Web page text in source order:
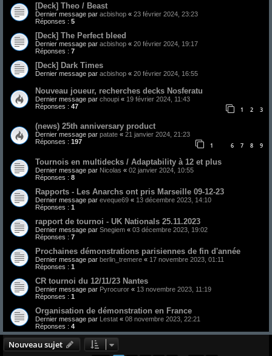
[Deck] Theo / Beast
Dernier message par acbishop « 23 février 2024, 23:23
Réponses : 5
[Deck] The Perfect bleed
Dernier message par acbishop « 20 février 2024, 19:17
Réponses : 7
[Deck] Dark Times
Dernier message par acbishop « 20 février 2024, 16:55
Nouveau joueur, recherches decks Nosferatu
Dernier message par choupi « 19 février 2024, 11:43
Réponses : 47 1 2 3
(news) 25th anniversary product
Dernier message par patate « 21 janvier 2024, 21:23
Réponses : 197 1 6 7 8 9
Tournois en multidecks / Adaptability à 12 et plus
Dernier message par Nicolas « 02 janvier 2024, 10:55
Réponses : 8
Rapports - Les Anarchs ont pris Marseille 09-12-23
Dernier message par eveque69 « 13 décembre 2023, 14:10
Réponses : 1
rapport de tournoi - UK Nationals 25.11.2023
Dernier message par Snegiem « 03 décembre 2023, 19:02
Réponses : 7
Prochaines démonstrations parisiennes de fin d'année
Dernier message par berlin_tremere « 17 novembre 2023, 01:11
Réponses : 1
CR tournoi du 12/11/23 Nantes
Dernier message par Pyrocuror « 13 novembre 2023, 11:19
Réponses : 1
Organisation de démonstration en France
Dernier message par Lestat « 08 novembre 2023, 22:21
Réponses : 4
Nouveau sujet